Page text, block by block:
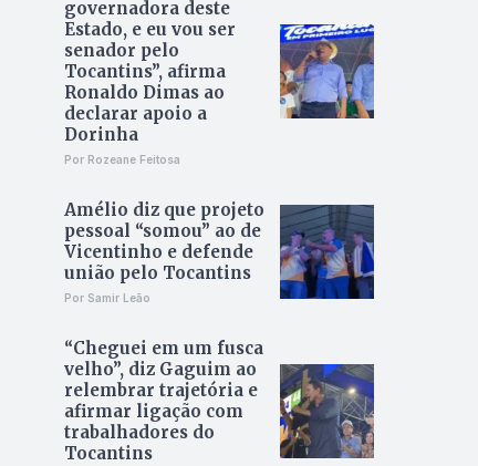
governadora deste
Estado, e eu vou ser
senador pelo
Tocantins”, afirma
Ronaldo Dimas ao
declarar apoio a
Dorinha
Por Rozeane Feitosa
Amélio diz que projeto
pessoal “somou” ao de
Vicentinho e defende
união pelo Tocantins
Por Samir Leão
“Cheguei em um fusca
velho”, diz Gaguim ao
relembrar trajetória e
afirmar ligação com
trabalhadores do
Tocantins